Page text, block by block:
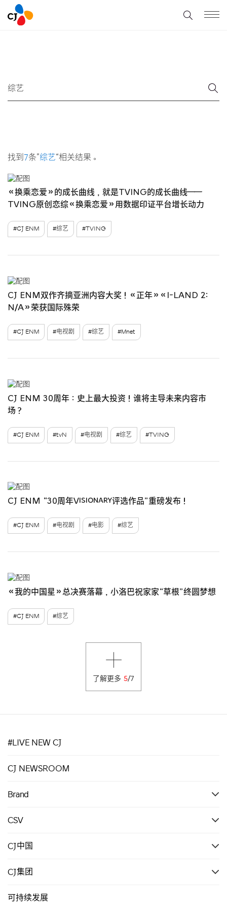
找到 7条”综艺“相关结果。
《换乘恋爱》的成长曲线，就是TVING的成长曲线——
TVING原创恋综《换乘恋爱》用数据印证平台增长动力
#CJ ENM #综艺 #TVING
CJ ENM双作齐摘亚洲内容大奖！《正年》《I-LAND 2:
N/A》荣获国际殊荣
#CJ ENM #电视剧 #综艺 #Mnet
CJ ENM 30周年：史上最大投资！谁将主导未来内容市
场？
#CJ ENM #tvN #电视剧 #综艺 #TVING
CJ ENM “30周年Visionary评选作品”重磅发布！
#CJ ENM #电视剧 #电影 #综艺
《我的中国星》总决赛落幕，小洛巴祝家家“草根”终圆梦想
#CJ ENM #综艺
了解更多 5/7
#LIVE NEW CJ
CJ NEWSROOM
Brand
CSV
CJ中国
CJ集团
可持续发展